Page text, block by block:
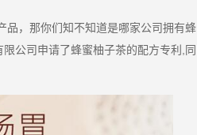
品，那你们知不知道是哪家公司拥有蜂
公司申请了蜂蜜柚子茶的配方专利,同